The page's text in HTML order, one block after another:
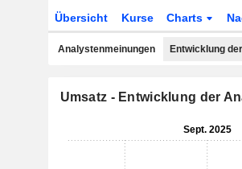
Übersicht Kurse Charts
Analystenmeinungen Entwicklung
Umsatz - Entwicklung der